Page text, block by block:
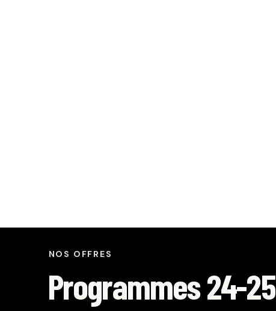
NOS OFFRES
Programmes 24-25